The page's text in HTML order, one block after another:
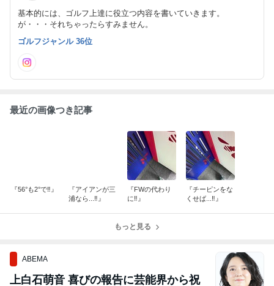
基本的には、ゴルフ上達に役立つ内容を書いていきます。
が・・・それちゃったらすみません。
ゴルフジャンル 36位
最近の画像つき記事
『56°も2°で‼︎』
『アイアンが三
浦なら...‼︎』
『FWの代わり
に‼︎』
『チーピンをな
くせば...‼︎』
もっと見る
ABEMA
上白石萌音 喜びの報告に芸能界から祝